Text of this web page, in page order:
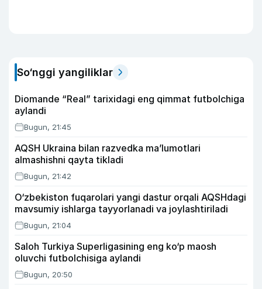
So‘nggi yangiliklar
Diomande “Real” tarixidagi eng qimmat futbolchiga
aylandi
Bugun, 21:45
AQSH Ukraina bilan razvedka ma’lumotlari
almashishni qayta tikladi
Bugun, 21:42
O‘zbekiston fuqarolari yangi dastur orqali AQSHdagi
mavsumiy ishlarga tayyorlanadi va joylashtiriladi
Bugun, 21:04
Saloh Turkiya Superligasining eng ko‘p maosh
oluvchi futbolchisiga aylandi
Bugun, 20:50